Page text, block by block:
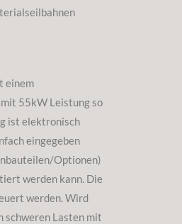
einem
55kW Leistung so
ist elektronisch
eingegeben
Optionen)
werden kann. Die
werden. Wird
schweren Lasten mit